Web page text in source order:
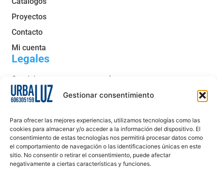
Gestionar consentimiento
Para ofrecer las mejores experiencias, utilizamos tecnologías como las
cookies para almacenar y/o acceder a la información del dispositivo. El
consentimiento de estas tecnologías nos permitirá procesar datos como
el comportamiento de navegación o las identificaciones únicas en este
sitio. No consentir o retirar el consentimiento, puede afectar
negativamente a ciertas características y funciones.
Proyectos
Contacto
Mi cuenta
Legales
Servicio post venta y garantía
Condiciones generales de venta
Política de cookies
Aviso legal
Declaración de accesibilidad